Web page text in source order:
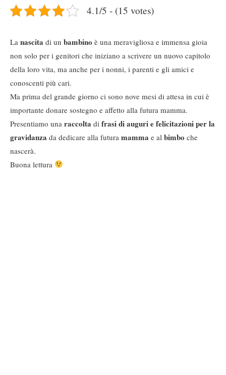
4.1/5 - (15 votes)
La nascita di un bambino è una meravigliosa e immensa gioia
non solo per i genitori che iniziano a scrivere un nuovo capitolo
della loro vita, ma anche per i nonni, i parenti e gli amici e
conoscenti più cari.
Ma prima del grande giorno ci sono nove mesi di attesa in cui è
importante donare sostegno e affetto alla futura mamma.
Presentiamo una raccolta di frasi di auguri e felicitazioni per la
gravidanza da dedicare alla futura mamma e al bimbo che
nascerà.
Buona lettura